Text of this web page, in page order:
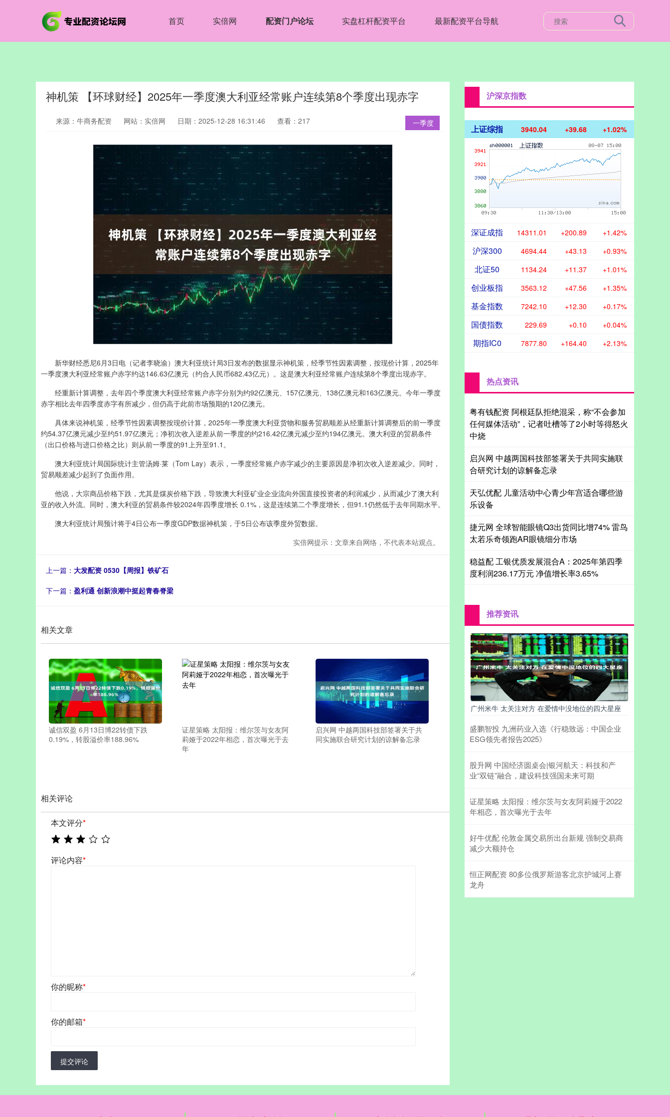
首页 实倍网 配资门户论坛 实盘杠杆配资平台 最新配资平台导航
神机策 【环球财经】2025年一季度澳大利亚经常账户连续第8个季度出现赤字
一季度
来源：牛商务配资 网站：实倍网 日期：2025-12-28 16:31:46 查看：217
新华财经悉尼6月3日电（记者李晓渝）澳大利亚统计局3日发布的数据显示神机策，经季节性因素调整，按现价计算，2025年
一季度澳大利亚经常账户赤字约达146.63亿澳元（约合人民币682.43亿元）。这是澳大利亚经常账户连续第8个季度出现赤字。
经重新计算调整，去年四个季度澳大利亚经常账户赤字分别为约92亿澳元、157亿澳元、138亿澳元和163亿澳元。今年一季度
赤字相比去年四季度赤字有所减少，但仍高于此前市场预期的120亿澳元。
具体来说神机策，经季节性因素调整按现价计算，2025年一季度澳大利亚货物和服务贸易顺差从经重新计算调整后的前一季度
约54.37亿澳元减少至约51.97亿澳元；净初次收入逆差从前一季度的约216.42亿澳元减少至约194亿澳元。澳大利亚的贸易条件
（出口价格与进口价格之比）则从前一季度的91上升至91.1。
澳大利亚统计局国际统计主管汤姆·莱（Tom Lay）表示，一季度经常账户赤字减少的主要原因是净初次收入逆差减少。同时，
贸易顺差减少起到了负面作用。
他说，大宗商品价格下跌，尤其是煤炭价格下跌，导致澳大利亚矿业企业流向外国直接投资者的利润减少，从而减少了澳大利
亚的收入外流。同时，澳大利亚的贸易条件较2024年四季度增长 0.1%，这是连续第二个季度增长，但91.1仍然低于去年同期水平。
澳大利亚统计局预计将于4日公布一季度GDP数据神机策，于5日公布该季度外贸数据。
实倍网提示：文章来自网络，不代表本站观点。
上一篇： 大发配资 0530【周报】铁矿石
下一篇： 盈利通 创新浪潮中挺起青春脊梁
相关文章
诚信双盈 6月13日博22转债下跌
0.19%，转股溢价率188.96%
证星策略 太阳报：维尔茨与女友阿
莉娅于2022年相恋，首次曝光于去
年
启兴网 中越两国科技部签署关于共
同实施联合研究计划的谅解备忘录
相关评论
本文评分*
评论内容*
你的昵称*
你的邮箱*
提交评论
沪深京指数
上证综指 3940.04 +39.68 +1.02%
深证成指 14311.01 +200.89 +1.42%
沪深300 4694.44 +43.13 +0.93%
北证50 1134.24 +11.37 +1.01%
创业板指 3563.12 +47.56 +1.35%
基金指数 7242.10 +12.30 +0.17%
国债指数 229.69 +0.10 +0.04%
期指IC0 7877.80 +164.40 +2.13%
热点资讯
粤有钱配资 阿根廷队拒绝混采，称“不会参加
任何媒体活动”，记者吐槽等了2小时等得怒火
中烧
启兴网 中越两国科技部签署关于共同实施联
合研究计划的谅解备忘录
天弘优配 儿童活动中心青少年宫适合哪些游
乐设备
捷元网 全球智能眼镜Q3出货同比增74% 雷鸟
太若乐奇领跑AR眼镜细分市场
稳益配 工银优质发展混合A：2025年第四季
度利润236.17万元 净值增长率3.65%
推荐资讯
广州米牛 太关注对方 在爱情中没地位的四大星座
盛鹏智投 九洲药业入选《行稳致远：中国企业
ESG领先者报告2025》
股升网 中国经济圆桌会|银河航天：科技和产
业“双链”融合，建设科技强国未来可期
证星策略 太阳报：维尔茨与女友阿莉娅于2022
年相恋，首次曝光于去年
好牛优配 伦敦金属交易所出台新规 强制交易商
减少大额持仓
恒正网配资 80多位俄罗斯游客北京护城河上赛
龙舟